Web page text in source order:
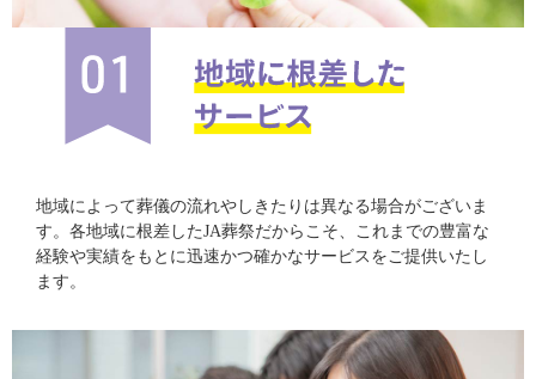
地域によって葬儀の流れやしきたりは異なる場合がございま
す。各地域に根差したJA葬祭だからこそ、これまでの豊富な
経験や実績をもとに迅速かつ確かなサービスをご提供いたし
ます。